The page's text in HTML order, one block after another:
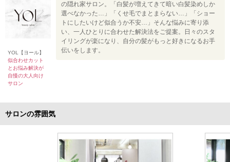
YOL【ヨール】
似合わせカット
とお悩み解決が
自慢の大人向け
サロン
の隠れ家サロン。「白髪が増えてきて暗い白髪染めしか
選べなかった…」「くせ毛でまとまらない…」「ショー
トにしたいけど似合うか不安…」そんな悩みに寄り添
い、一人ひとりに合わせた解決法をご提案。日々のスタ
イリングが楽になり、自分の髪がもっと好きになるお手
伝いをします。
サロンの雰囲気